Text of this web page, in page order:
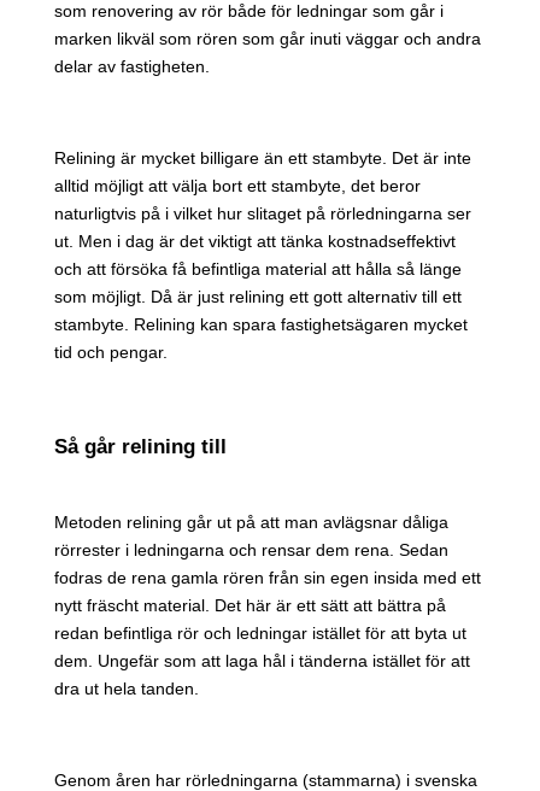
som renovering av rör både för ledningar som går i
marken likväl som rören som går inuti väggar och andra
delar av fastigheten.
Relining är mycket billigare än ett stambyte. Det är inte
alltid möjligt att välja bort ett stambyte, det beror
naturligtvis på i vilket hur slitaget på rörledningarna ser
ut. Men i dag är det viktigt att tänka kostnadseffektivt
och att försöka få befintliga material att hålla så länge
som möjligt. Då är just relining ett gott alternativ till ett
stambyte. Relining kan spara fastighetsägaren mycket
tid och pengar.
Så går relining till
Metoden relining går ut på att man avlägsnar dåliga
rörrester i ledningarna och rensar dem rena. Sedan
fodras de rena gamla rören från sin egen insida med ett
nytt fräscht material. Det här är ett sätt att bättra på
redan befintliga rör och ledningar istället för att byta ut
dem. Ungefär som att laga hål i tänderna istället för att
dra ut hela tanden.
Genom åren har rörledningarna (stammarna) i svenska